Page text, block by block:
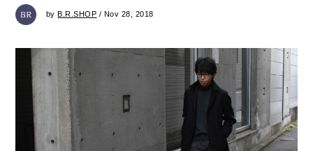
byB.R.SHOP / Nov 28, 2018